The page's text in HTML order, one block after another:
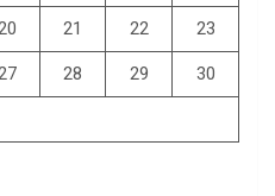
21 22 23
28 29 30